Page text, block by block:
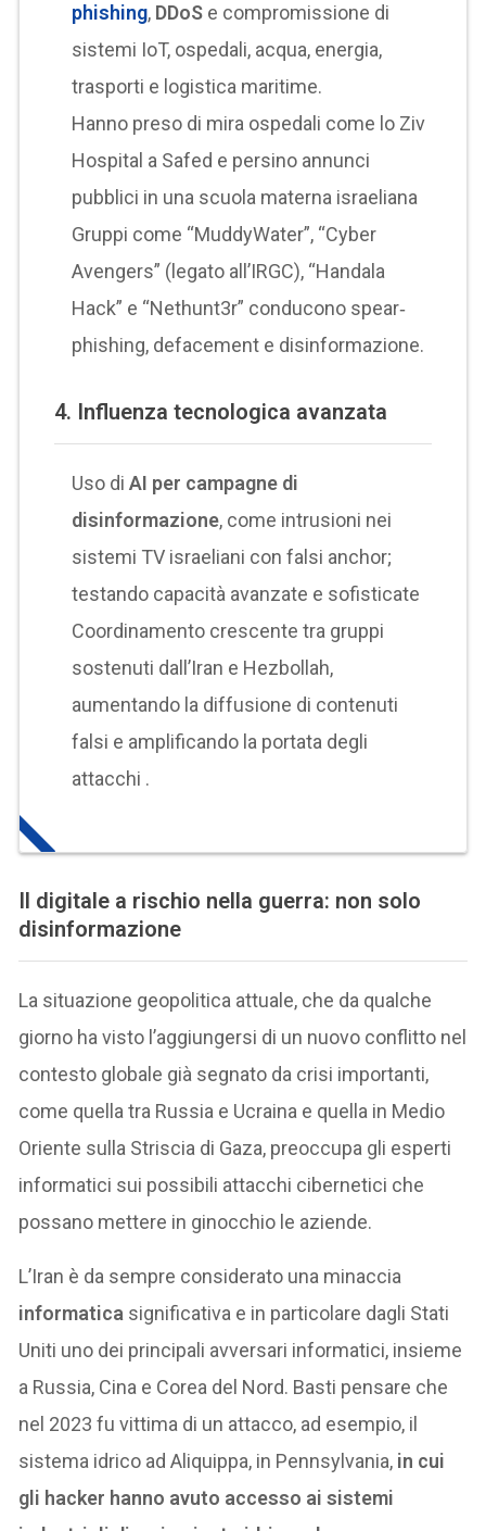
phishing, DDoS e compromissione di
sistemi IoT, ospedali, acqua, energia,
trasporti e logistica maritime.
Hanno preso di mira ospedali come lo Ziv
Hospital a Safed e persino annunci
pubblici in una scuola materna israeliana
Gruppi come “MuddyWater”, “Cyber
Avengers” (legato all’IRGC), “Handala
Hack” e “Nethunt3r” conducono spear‐
phishing, defacement e disinformazione.
4. Influenza tecnologica avanzata
Uso diAI per campagne di
disinformazione, come intrusioni nei
sistemi TV israeliani con falsi anchor;
testando capacità avanzate e sofisticate
Coordinamento crescente tra gruppi
sostenuti dall’Iran e Hezbollah,
aumentando la diffusione di contenuti
falsi e amplificando la portata degli
attacchi .
Il digitale a rischio nella guerra: non solo
disinformazione
La situazione geopolitica attuale, che da qualche
giorno ha visto l’aggiungersi di un nuovo conflitto nel
contesto globale già segnato da crisi importanti,
come quella tra Russia e Ucraina e quella in Medio
Oriente sulla Striscia di Gaza, preoccupa gli esperti
informatici sui possibili attacchi cibernetici che
possano mettere in ginocchio le aziende.
L’Iran è da sempre considerato una minaccia
informatica significativa e in particolare dagli Stati
Uniti uno dei principali avversari informatici, insieme
a Russia, Cina e Corea del Nord. Basti pensare che
nel 2023 fu vittima di un attacco, ad esempio, il
sistema idrico ad Aliquippa, in Pennsylvania, in cui
gli hacker hanno avuto accesso ai sistemi